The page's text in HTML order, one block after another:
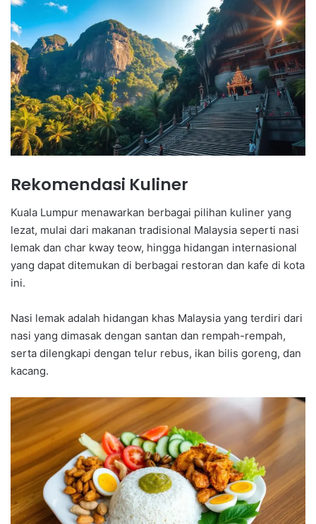
Rekomendasi Kuliner
Kuala Lumpur menawarkan berbagai pilihan kuliner yang
lezat, mulai dari makanan tradisional Malaysia seperti nasi
lemak dan char kway teow, hingga hidangan internasional
yang dapat ditemukan di berbagai restoran dan kafe di kota
ini.
Nasi lemak adalah hidangan khas Malaysia yang terdiri dari
nasi yang dimasak dengan santan dan rempah-rempah,
serta dilengkapi dengan telur rebus, ikan bilis goreng, dan
kacang.